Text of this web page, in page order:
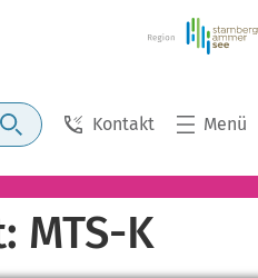
Kontakt Menü
MTS-K